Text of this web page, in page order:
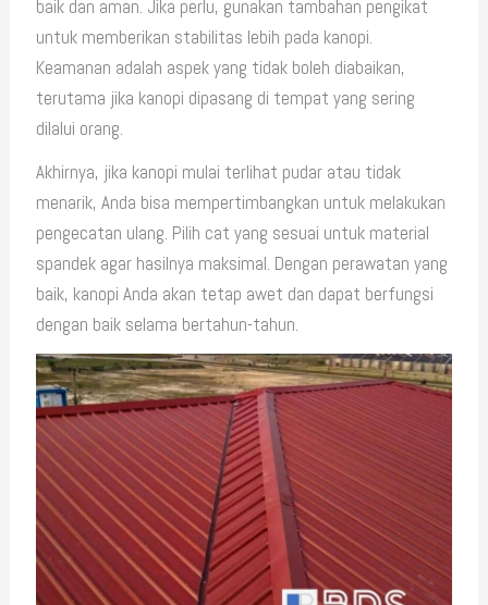
baik dan aman. Jika perlu, gunakan tambahan pengikat
untuk memberikan stabilitas lebih pada kanopi.
Keamanan adalah aspek yang tidak boleh diabaikan,
terutama jika kanopi dipasang di tempat yang sering
dilalui orang.
Akhirnya, jika kanopi mulai terlihat pudar atau tidak
menarik, Anda bisa mempertimbangkan untuk melakukan
pengecatan ulang. Pilih cat yang sesuai untuk material
spandek agar hasilnya maksimal. Dengan perawatan yang
baik, kanopi Anda akan tetap awet dan dapat berfungsi
dengan baik selama bertahun-tahun.